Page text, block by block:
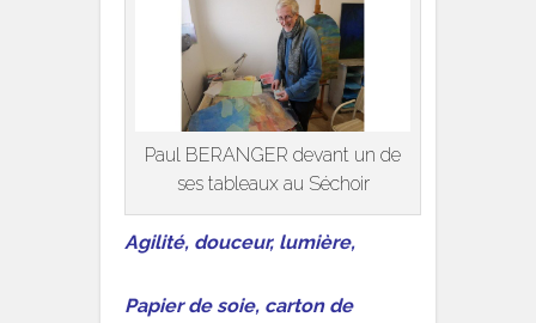
Paul BERANGER devant un de
ses tableaux au Séchoir
Agilité, douceur, lumière,
Papier de soie, carton de